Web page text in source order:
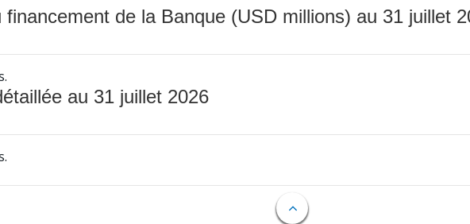
de la Banque (USD millions) au 31 juillet
au 31 juillet 2026